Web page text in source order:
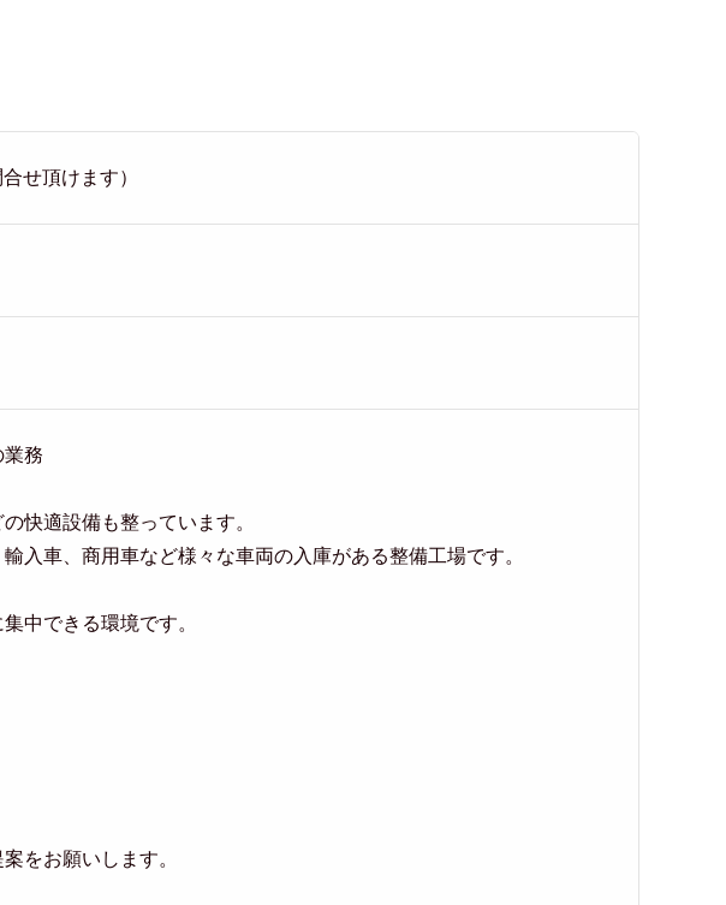
せ頂けます）
務
快適設備も整っています。
入車、商用車など様々な車両の入庫がある整備工場です。
中できる環境です。
をお願いします。